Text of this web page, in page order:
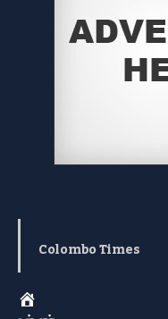
Colombo Times